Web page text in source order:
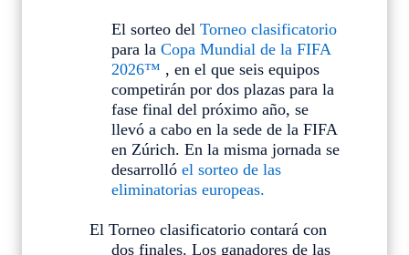
El sorteo del Torneo clasificatorio
para la Copa Mundial de la FIFA
2026™ , en el que seis equipos
competirán por dos plazas para la
fase final del próximo año, se
llevó a cabo en la sede de la FIFA
en Zúrich. En la misma jornada se
desarrolló el sorteo de las
eliminatorias europeas.
El Torneo clasificatorio contará con
dos finales. Los ganadores de las